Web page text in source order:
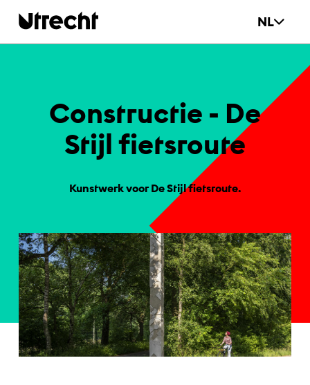
NL
Con­struc­tie - De
Sti­jl fiets­rou­te
Kunstwerk voor De Stijl fietsroute.